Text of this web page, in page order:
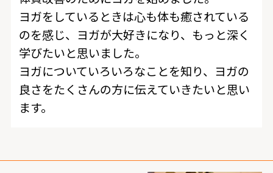
ヨガをしているときは心も体も癒されている
のを感じ、ヨガが大好きになり、もっと深く
学びたいと思いました。
ヨガについていろいろなことを知り、ヨガの
良さをたくさんの方に伝えていきたいと思い
ます。